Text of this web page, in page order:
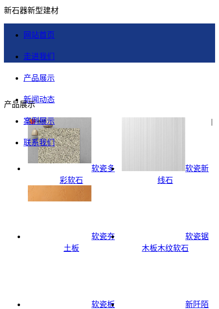
新石器新型建材
网站首页
走进我们
产品展示
新闻动态
案例展示
联系我们
产品展示
软瓷多
彩软石
软瓷新
线石
软瓷夯
土板
软瓷锯
木板木纹软石
软瓷板
新阡陌
|